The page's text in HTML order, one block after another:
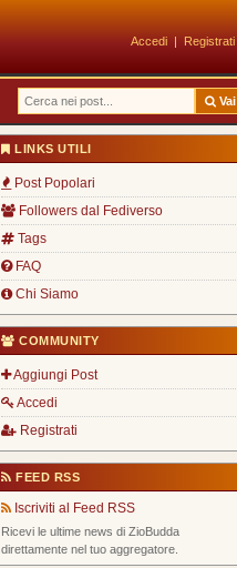
Accedi | Registrati
Vai
LINKS UTILI
Post Popolari
Followers dal Fediverso
Tags
FAQ
Chi Siamo
COMMUNITY
Aggiungi Post
Accedi
Registrati
FEED RSS
Iscriviti al Feed RSS
Ricevi le ultime news di ZioBudda
direttamente nel tuo aggregatore.